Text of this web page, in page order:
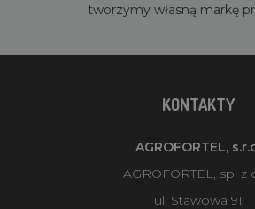
tworzymy własną markę
KONTAKTY
AGROFORTEL,
AGROFORTEL, sp. z
ul. Stawowa 91